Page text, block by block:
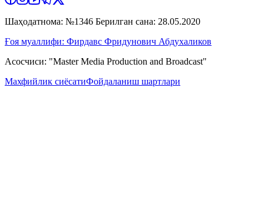
Шаҳодатнома: №1346 Берилган сана: 28.05.2020
Ғоя муаллифи: Фирдавс Фридунович Абдухаликов
Асосчиси: "Master Media Production and Broadcast"
Махфийлик сиёсатиФойдаланиш шартлари